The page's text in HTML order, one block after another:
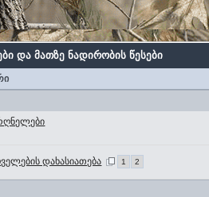
და მათზე ნადირობის წესები
დახასიათება 1 2